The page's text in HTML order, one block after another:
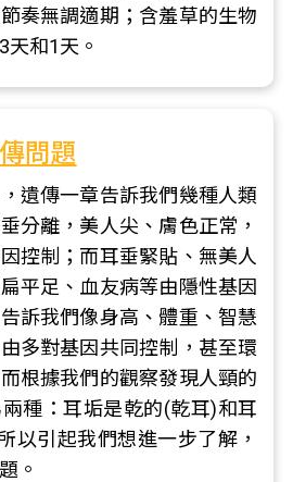
奏無調適期；含羞草的生物
天和1天。
問題
遺傳一章告訴我們幾種人類
分離，美人尖、膚色正常，
控制；而耳垂緊貼、無美人
平足、血友病等由隱性基因
訴我們像身高、體重、智慧
多對基因共同控制，甚至環
根據我們的觀察發現人頸的
種：耳垢是乾的(乾耳)和耳
以引起我們想進一步了解，
。